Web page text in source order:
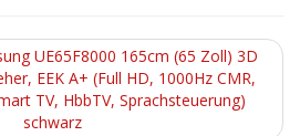
UE65F8000 165cm (65 Zoll) 3D
EEK A+ (Full HD, 1000Hz CMR,
TV, HbbTV, Sprachsteuerung)
schwarz